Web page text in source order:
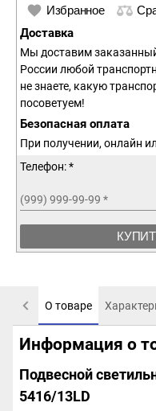
Избранное
Доставка
Мы доставим
России любой
не знаете, какую
посоветуем!
Безопасная оплата
При получении, онлайн
Телефон: *
(999) 999-99-99 *
О товаре
Информация о
Подвесной
5416/13LD